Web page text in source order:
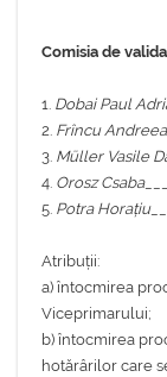
Comisia de
1. Dobai Paul
2. Frîncu
3. Müller Vasile
4. Orosz Csaba
5. Potra Horațiu
Atribuții:
a) întocmirea
Viceprimarului;
b) întocmirea
hotărârilor care